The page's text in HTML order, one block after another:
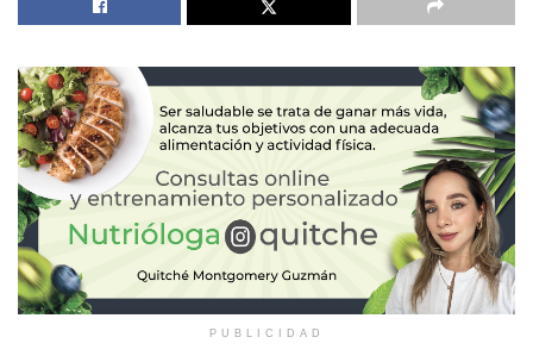
PUBLICIDAD